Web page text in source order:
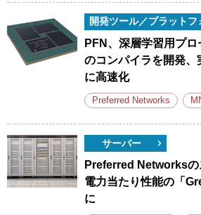
開発ツール／プラットフ
PFN、深層学習用プロ
のコンパイラを開発、
に高速化
Preferred Networks
サーバー
Preferred Networks
電力当たり性能の「
に